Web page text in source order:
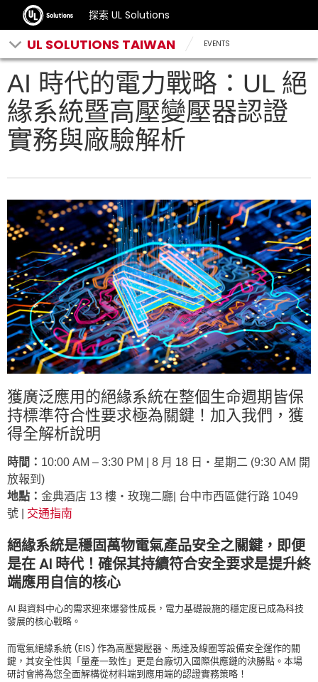
探索 UL Solutions
UL SOLUTIONS TAIWAN EVENTS
AI 時代的電力戰略：UL 絕
緣系統暨高壓變壓器認證
實務與廠驗解析
獲廣泛應用的絕緣系統在整個生命週期皆保
持標準符合性要求極為關鍵！加入我們，獲
得全解析說明
時間： 10:00 AM – 3:30 PM | 8 月 18 日‧星期二 (9:30 AM 開
放報到)
地點： 金典酒店 13 樓‧玫瑰二廳| 台中市西區健行路 1049
號 | 交通指南
絕緣系統是穩固萬物電氣產品安全之關鍵，即便
是在 AI 時代！確保其持續符合安全要求是提升終
端應用自信的核心
AI 與資料中心的需求迎來爆發性成長，電力基礎設施的穩定度已成為科技
發展的核心戰略。
而電氣絕緣系統 (EIS) 作為高壓變壓器、馬達及線圈等設備安全運作的關
鍵，其安全性與「量產一致性」更是台廠切入國際供應鏈的決勝點。本場
研討會將為您全面解構從材料端到應用端的認證實務策略！